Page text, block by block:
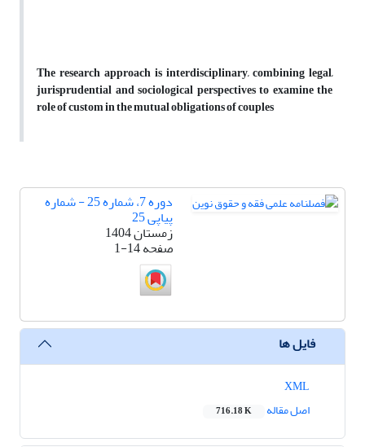
The research approach is interdisciplinary, combining legal,
jurisprudential and sociological perspectives to examine the
role of custom in the mutual obligations of couples
دوره 7، شماره 25 - شماره
پیاپی 25
زمستان 1404
صفحه1-14
فایل ها
اصل مقاله
716.18 K